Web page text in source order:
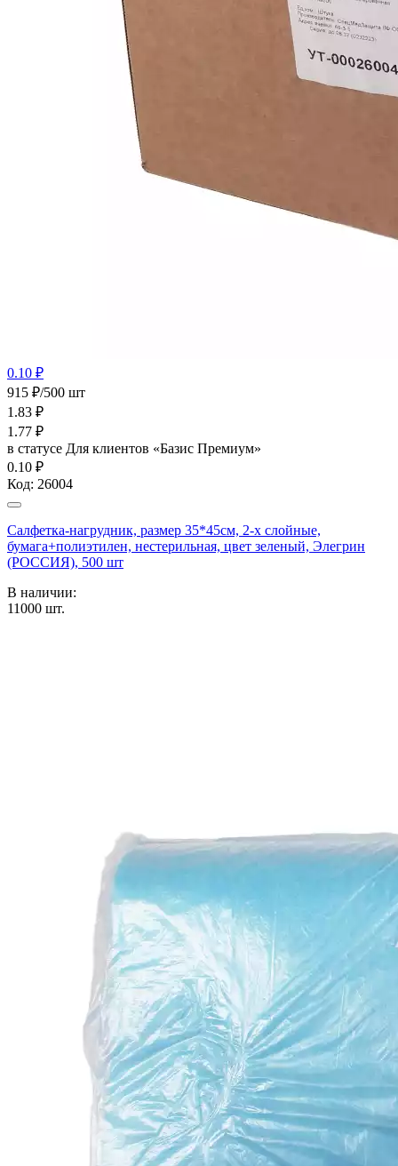
0.10 ₽
915 ₽/500 шт
1.83 ₽
1.77 ₽
в статусе Для клиентов «Базис Премиум»
0.10 ₽
Код: 26004
Салфетка-нагрудник, размер 35*45см, 2-х слойные,
бумага+полиэтилен, нестерильная, цвет зеленый, Элегрин
(РОССИЯ), 500 шт
В наличии:
11000 шт.